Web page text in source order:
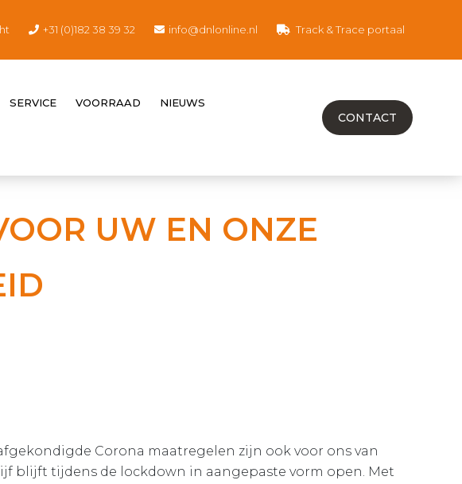
+31 (0)182 38 39 32 info@dnlonline.nl Track & Trace portaal
SERVICE VOORRAAD NIEUWS
CONTACT
UW EN ONZE
Corona maatregelen zijn ook voor ons van
blijft tijdens de lockdown in aangepaste vorm open. Met